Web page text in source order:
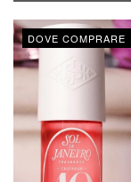
DOVE COMPRARE